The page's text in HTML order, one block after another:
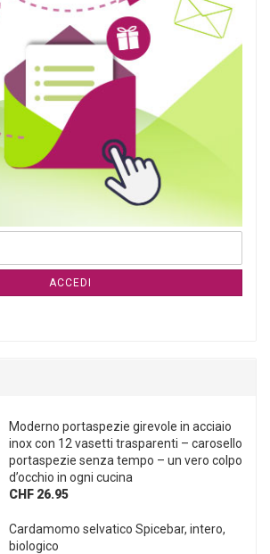
ACCEDI
Moderno portaspezie girevole in acciaio
inox con 12 vasetti trasparenti – carosello
portaspezie senza tempo – un vero colpo
d’occhio in ogni cucina
CHF 26.95
Cardamomo selvatico Spicebar, intero,
biologico